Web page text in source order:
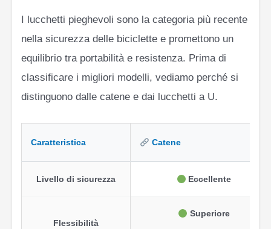
I lucchetti pieghevoli sono la categoria più recente
nella sicurezza delle biciclette e promettono un
equilibrio tra portabilità e resistenza. Prima di
classificare i migliori modelli, vediamo perché si
distinguono dalle catene e dai lucchetti a U.
Caratteristica Catene
Livello di sicurezza Eccellente
Flessibilità
Superiore